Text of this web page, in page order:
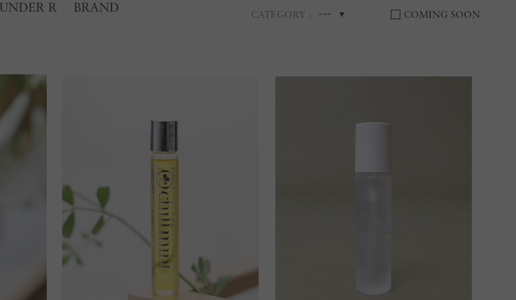
UNDER R BRAND CATEGORY --- COMING SOON